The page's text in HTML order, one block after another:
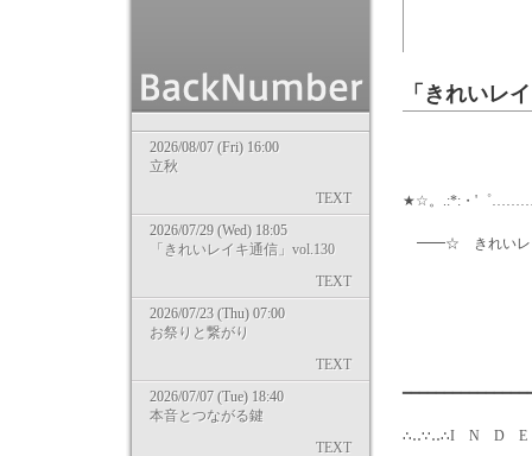
2026/08/07 (Fri) 16:00
立秋
TEXT
2026/07/29 (Wed) 18:05
「きれいレイキ通信」vol.130
TEXT
2026/07/23 (Thu) 07:00
お祭りと繋がり
TEXT
2026/07/07 (Tue) 18:40
本音とつながる鍵
TEXT
「きれいレ
★☆。.:*:・'゜
━━☆ きれい
∴‥∵‥∴I N D E